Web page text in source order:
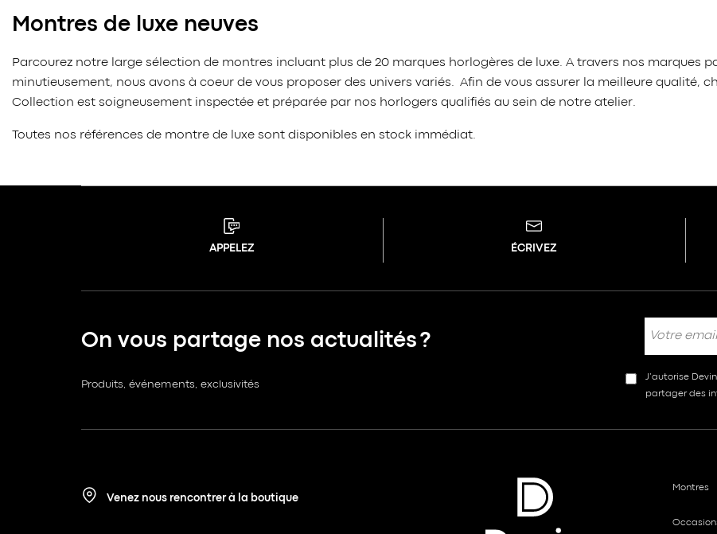
Montres de luxe neuves
Parcourez notre large sélection de montres incluant plus de 20 marques horlogères de luxe. A travers nos marques
minutieusement, nous avons à coeur de vous proposer des univers variés. Afin de vous assurer la meilleure qualité,
Collection est soigneusement inspectée et préparée par nos horlogers qualifiés au sein de notre atelier.
Toutes nos références de montre de luxe sont disponibles en stock immédiat.
APPELEZ ÉCRIVEZ
On vous partage nos actualités ?
Produits, événements, exclusivités
J’autorise
partager des
Venez nous rencontrer à la boutique
Montres